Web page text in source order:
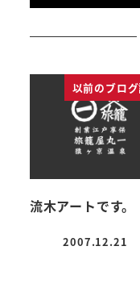
以前のブロ
流木アートです。
投稿日
2007.12.21